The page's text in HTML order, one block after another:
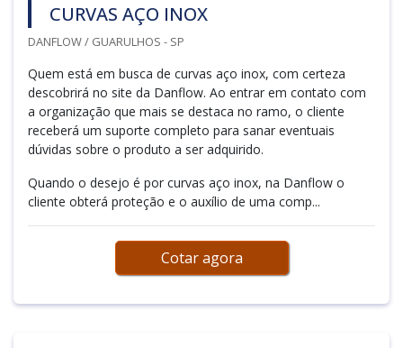
CURVAS AÇO INOX
DANFLOW / GUARULHOS - SP
Quem está em busca de curvas aço inox, com certeza
descobrirá no site da Danflow. Ao entrar em contato com
a organização que mais se destaca no ramo, o cliente
receberá um suporte completo para sanar eventuais
dúvidas sobre o produto a ser adquirido.
Quando o desejo é por curvas aço inox, na Danflow o
cliente obterá proteção e o auxílio de uma comp...
Cotar agora